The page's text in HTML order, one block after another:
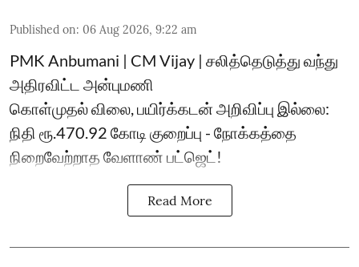
Published on: 06 Aug 2026, 9:22 am
PMK Anbumani | CM Vijay | சலித்தெடுத்து வந்து
அதிரவிட்ட அன்புமணி
கொள்முதல் விலை, பயிர்க்கடன் அறிவிப்பு இல்லை:
நிதி ரூ.470.92 கோடி குறைப்பு - நோக்கத்தை
நிறைவேற்றாத வேளாண் பட்ஜெட்!
Read More